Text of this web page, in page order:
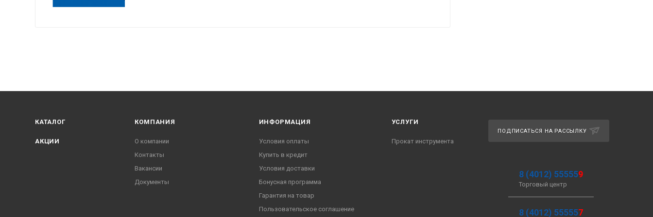
КАТАЛОГ
АКЦИИ
КОМПАНИЯ
О компании
Контакты
Вакансии
Документы
ИНФОРМАЦИЯ
Условия оплаты
Купить в кредит
Условия доставки
Бонусная программа
Гарантия на товар
Пользовательское соглашение
УСЛУГИ
Прокат инструмента
ПОДПИСАТЬСЯ НА РАССЫЛКУ
8 (4012) 555559
Торговый центр
8 (4012) 555557